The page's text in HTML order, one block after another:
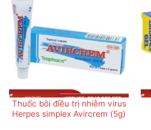
Thuốc bôi điều trị nhiễm virus
Herpes simplex Avircrem (5g)